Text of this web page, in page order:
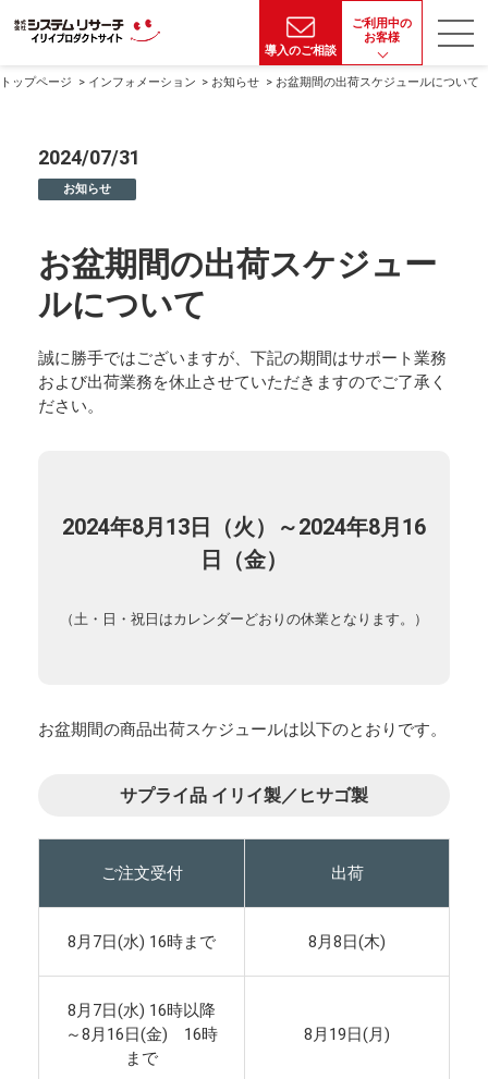
導入のご相談
ご利用中の
お客様
トップページ インフォメーション お知らせ お盆期間の出荷スケジュールについて
2024/07/31
お知らせ
お盆期間の出荷スケジュー
ルについて
誠に勝手ではございますが、下記の期間はサポート業務
および出荷業務を休止させていただきますのでご了承く
ださい。
2024年8月13日（火）～2024年8月16
日（金）
（土・日・祝日はカレンダーどおりの休業となります。）
お盆期間の商品出荷スケジュールは以下のとおりです。
サプライ品 イリイ製／ヒサゴ製
ご注文受付 出荷
8月7日(水) 16時まで 8月8日(木)
8月7日(水) 16時以降
～8月16日(金) 16時
まで
8月19日(月)